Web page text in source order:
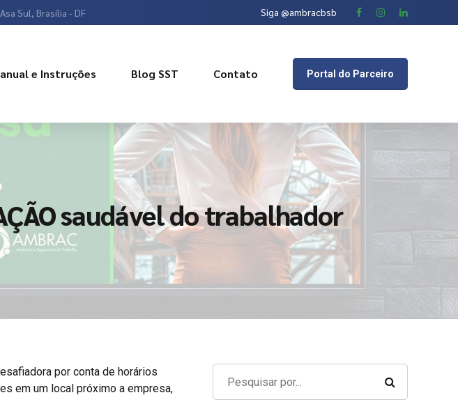
Sul, Brasília - DF Siga @ambracbsb
Portal do Parceiro
e Instruções Blog SST Contato
saudável do trabalhador
por conta de horários
em um local próximo a empresa,